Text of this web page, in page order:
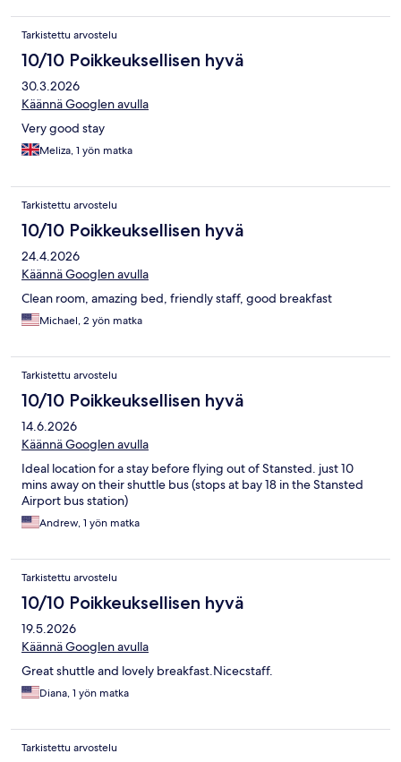
Tarkistettu arvostelu
10/10 Poikkeuksellisen hyvä
30.3.2026
Käännä Googlen avulla
Very good stay
Meliza, 1 yön matka
Tarkistettu arvostelu
10/10 Poikkeuksellisen hyvä
24.4.2026
Käännä Googlen avulla
Clean room, amazing bed, friendly staff, good breakfast
Michael, 2 yön matka
Tarkistettu arvostelu
10/10 Poikkeuksellisen hyvä
14.6.2026
Käännä Googlen avulla
Ideal location for a stay before flying out of Stansted. just 10
mins away on their shuttle bus (stops at bay 18 in the Stansted
Airport bus station)
Andrew, 1 yön matka
Tarkistettu arvostelu
10/10 Poikkeuksellisen hyvä
19.5.2026
Käännä Googlen avulla
Great shuttle and lovely breakfast.Nicecstaff.
Diana, 1 yön matka
Tarkistettu arvostelu